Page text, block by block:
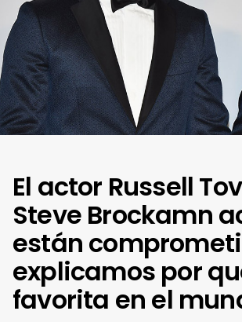
El actor Russell
Steve Brockamn
están
explicamos por
favorita en el